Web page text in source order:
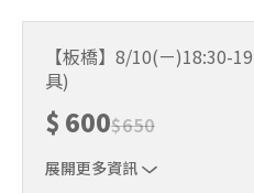
制。歡迎邀請親友一同報名參
人數未達開班門檻，或因天候
情況安排延期或併班處理。 ⚠️
無法上課，僅提供課程延期選
與課程異動規則】。報名後視
【板橋】8/10(ㄧ)18:30-
具)
$ 600$650
展開更多資訊